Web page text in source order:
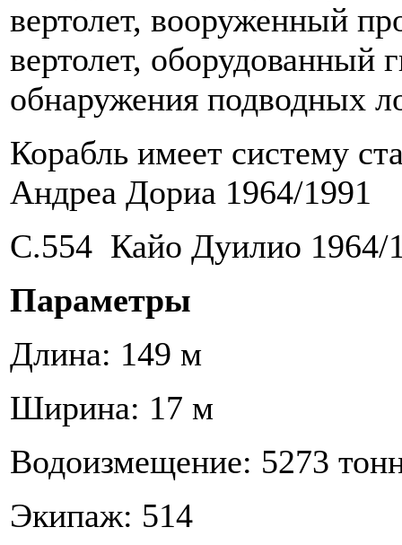
вертолет, вооруженный
вертолет, оборудованный
обнаружения подводных
Корабль имеет систему
Андреа Дориа 1964/1991
C.554 Кайо Дуилио 1964/
Параметры
Длина: 149 м
Ширина: 17 м
Водоизмещение: 5273
Экипаж: 514